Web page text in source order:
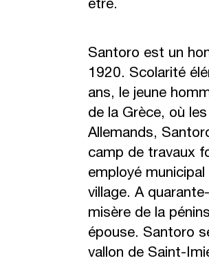
être.
Santoro est un
1920. Scolarité
ans, le jeune
de la Grèce, où
Allemands,
camp de travaux
employé
village. A
misère de la
épouse. Santoro
vallon de Saint-